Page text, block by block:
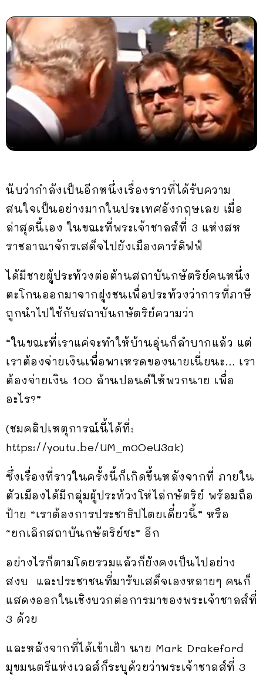
นับว่ากำลังเป็นอีกหนึ่งเรื่องราวที่ได้รับความ
สนใจเป็นอย่างมากในประเทศอังกฤษเลย เมื่อ
ล่าสุดนี้เอง ในขณะที่พระเจ้าชาลส์ที่ 3 แห่งสห
ราชอาณาจักรเสด็จไปยังเมืองคาร์ดิฟฟ์
ได้มีชายผู้ประท้วงต่อต้านสถาบันกษัตริย์คนหนึ่ง
ตะโกนออกมาจากฝูงชนเพื่อประท้วงว่าการที่ภาษี
ถูกนำไปใช้กับสถาบันกษัตริย์ความว่า
“ในขณะที่เราแค่จะทำให้บ้านอุ่นก็ลำบากแล้ว แต่
เราต้องจ่ายเงินเพื่อพาเหรดของนายเนี่ยนะ… เรา
ต้องจ่ายเงิน 100 ล้านปอนด์ให้พวกนาย เพื่อ
อะไร?”
(ชมคลิปเหตุการณ์นี้ได้ที่:
https://youtu.be/UM_m0OeU3ak)
ซึ่งเรื่องที่ราวในครั้งนี้ก็เกิดขึ้นหลังจากที่ ภายใน
ตัวเมืองได้มีกลุ่มผู้ประท้วงโห่ไล่กษัตริย์ พร้อมถือ
ป้าย “เราต้องการประชาธิปไตยเดี๋ยวนี้” หรือ
“ยกเลิกสถาบันกษัตริย์ซะ” อีก
อย่างไรก็ตามโดยรวมแล้วก็ยังคงเป็นไปอย่าง
สงบ และประชาชนที่มารับเสด็จเองหลายๆ คนก็
แสดงออกในเชิงบวกต่อการมาของพระเจ้าชาลส์ที่
3 ด้วย
และหลังจากที่ได้เข้าเฝ้า นาย Mark Drakeford
มุขมนตรีแห่งเวลส์ก็ระบุด้วยว่าพระเจ้าชาลส์ที่ 3